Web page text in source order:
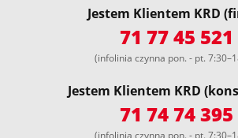
Jestem Klientem KRD
71 77 45 521
(infolinia czynna pon. - pt.
Jestem Klientem KRD
71 74 74 395
(infolinia czynna pon. - pt.